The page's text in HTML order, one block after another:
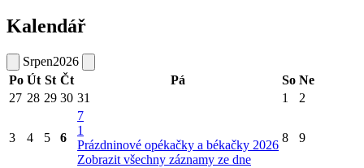
Kalendář
Srpen2026
Po Út St Čt Pá So Ne
27 28 29 30 31 1 2
3 4 5 6
7
1
Prázdninové opékačky a békačky 2026
Zobrazit všechny záznamy ze dne
8 9